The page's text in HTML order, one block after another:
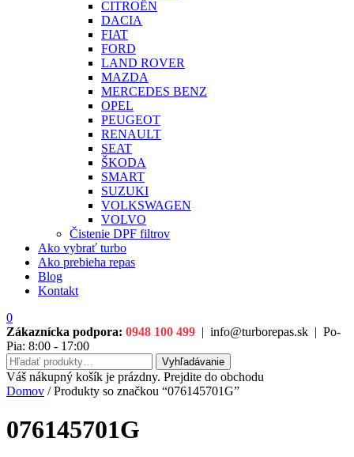
CITROËN
DACIA
FIAT
FORD
LAND ROVER
MAZDA
MERCEDES BENZ
OPEL
PEUGEOT
RENAULT
SEAT
ŠKODA
SMART
SUZUKI
VOLKSWAGEN
VOLVO
Čistenie DPF filtrov
Ako vybrať turbo
Ako prebieha repas
Blog
Kontakt
0
Zákaznícka podpora: 0948 100 499 | info@turborepas.sk | Po-
Pia: 8:00 - 17:00
Hľadať:
Vyhľadávanie
Váš nákupný košík je prázdny. Prejdite do obchodu
Domov / Produkty so značkou “076145701G”
076145701G